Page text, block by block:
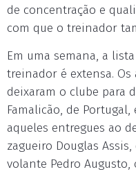
de concentração e
com que o treinador
Em uma semana, a
treinador é extensa. Os
deixaram o clube para
Famalicão, de
aqueles entregues ao
zagueiro Douglas
volante Pedro